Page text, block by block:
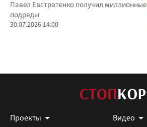
Павел Евстратенко получил миллионные
подряды
30.07.2026 14:00
Проекты
Видео